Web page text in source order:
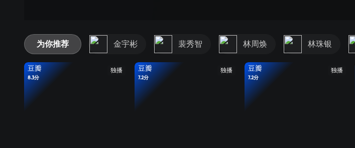
为你推荐 金宇彬 裴秀智 林周焕 林珠银
独播
豆瓣
8.3分
独播
豆瓣
7.2分
独播
豆瓣
7.2分